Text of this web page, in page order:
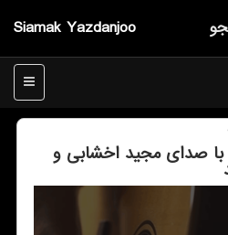
Siamak Yazdanjoo
منو
صدای مجید اخشابی و